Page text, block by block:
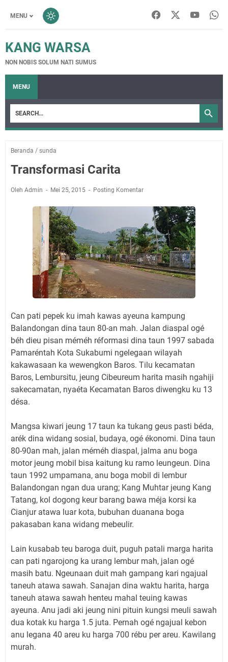
MENU
KANG WARSA
NON NOBIS SOLUM NATI SUMUS
MENU
Beranda / sunda
Transformasi Carita
Oleh Admin Mei 25, 2015 Posting Komentar
Can pati pepek ku imah kawas ayeuna kampung
Balandongan dina taun 80-an mah. Jalan diaspal ogé
béh dieu pisan méméh réformasi dina taun 1997 sabada
Pamaréntah Kota Sukabumi ngelegaan wilayah
kakawasaan ka wewengkon Baros. Tilu kecamatan
Baros, Lembursitu, jeung Cibeureum harita masih ngahiji
sakecamatan, nyaéta Kecamatan Baros diwengku ku 13
désa.
Mangsa kiwari jeung 17 taun ka tukang geus pasti béda,
arék dina widang sosial, budaya, ogé ékonomi. Dina taun
80-90an mah, jalan méméh diaspal, jalma anu boga
motor jeung mobil bisa kaitung ku ramo leungeun. Dina
taun 1992 umpamana, anu boga mobil di lembur
Balandongan ngan dua urang; Kang Muhtar jeung Kang
Tatang, kol dogong keur barang bawa méja korsi ka
Cianjur atawa luar kota, bubuhan duanana boga
pakasaban kana widang mebeulir.
Lain kusabab teu baroga duit, puguh patali marga harita
can pati ngarojong ka urang lembur mah, jalan ogé
masih batu. Ngeunaan duit mah gampang kari ngajual
taneuh atawa sawah. Sanajan dina waktu harita, harga
taneuh atawa sawah henteu mahal teuing kawas
ayeuna. Anu jadi aki jeung nini pituin kungsi meuli sawah
dua kotak ku harga 1.5 juta. Pernah ogé ngajual kebon
anu legana 40 areu ku harga 700 rébu per areu. Kawilang
murah.